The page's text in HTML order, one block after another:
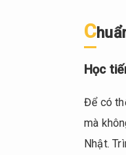
C
Học
Để có
mà
Nhật.